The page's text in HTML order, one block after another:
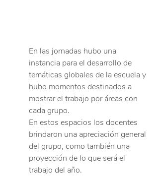
En las jornadas hubo una
instancia para el desarrollo de
temáticas globales de la escuela y
hubo momentos destinados a
mostrar el trabajo por áreas con
cada grupo.
En estos espacios los docentes
brindaron una apreciación general
del grupo, como también una
proyección de lo que será el
trabajo del año.